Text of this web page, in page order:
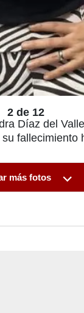
2 de 12
Díaz del
fallecimiento
más fotos